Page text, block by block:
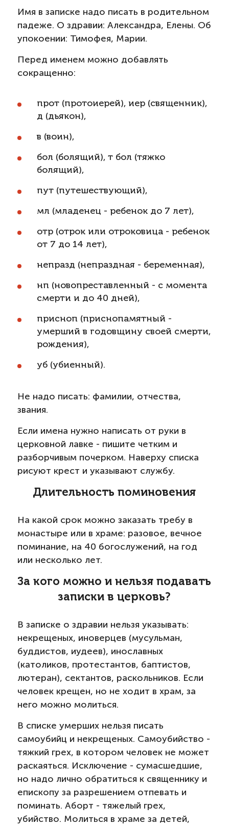
Имя в записке надо писать в родительном
падеже. О здравии: Александра, Елены. Об
упокоении: Тимофея, Марии.
Перед именем можно добавлять
сокращенно:
прот (протоиерей), иер (священник),
д (дьякон),
в (воин),
бол (болящий), т бол (тяжко
болящий),
пут (путешествующий),
мл (младенец - ребенок до 7 лет),
отр (отрок или отроковица - ребенок
от 7 до 14 лет),
непразд (непраздная - беременная),
нп (новопреставленный - с момента
смерти и до 40 дней),
присноп (приснопамятный -
умерший в годовщину своей смерти,
рождения),
уб (убиенный).
Не надо писать: фамилии, отчества,
звания.
Если имена нужно написать от руки в
церковной лавке - пишите четким и
разборчивым почерком. Наверху списка
рисуют крест и указывают службу.
Длительность поминовения
На какой срок можно заказать требу в
монастыре или в храме: разовое, вечное
поминание, на 40 богослужений, на год
или несколько лет.
За кого можно и нельзя подавать
записки в церковь?
В записке о здравии нельзя указывать:
некрещеных, иноверцев (мусульман,
буддистов, иудеев), инославных
(католиков, протестантов, баптистов,
лютеран), сектантов, раскольников. Если
человек крещен, но не ходит в храм, за
него можно молиться.
В списке умерших нельзя писать
самоубийц и некрещеных. Самоубийство -
тяжкий грех, в котором человек не может
раскаяться. Исключение - сумасшедшие,
но надо лично обратиться к священнику и
епископу за разрешением отпевать и
поминать. Аборт - тяжелый грех,
убийство. Молиться в храме за детей,